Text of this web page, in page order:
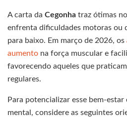
A carta da Cegonha traz ótimas
enfrenta dificuldades motoras ou
para baixo. Em março de 2026, os
aumento na força muscular e
favorecendo aqueles que
regulares.
Para potencializar esse bem-
mental, considere as seguintes